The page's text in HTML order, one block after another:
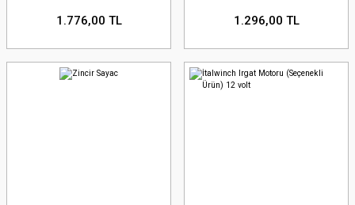
1.776,00 TL 1.296,00 TL